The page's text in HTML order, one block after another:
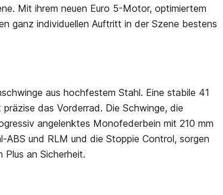
Mit ihrem neuen Euro 5-Motor, optimiertem
ganz individuellen Auftritt in der Szene bestens
aus hochfestem Stahl. Eine stabile 41
das Vorderrad. Die Schwinge, die
angelenktes Monofederbein mit 210 mm
ABS und RLM und die Stoppie Control, sorgen
Plus an Sicherheit.